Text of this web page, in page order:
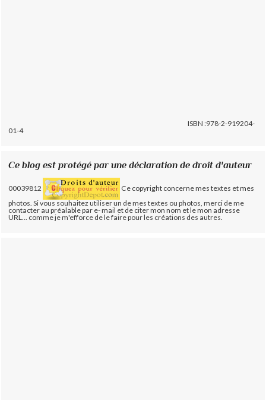
ISBN :978-2-919204-
01-4
Ce blog est protégé par une déclaration de droit d'auteur
00039812
Ce copyright concerne mes textes et mes
photos. Si vous souhaitez utiliser un de mes textes ou photos, merci de me
contacter au préalable par e- mail et de citer mon nom et le mon adresse
URL... comme je m'efforce de le faire pour les créations des autres.